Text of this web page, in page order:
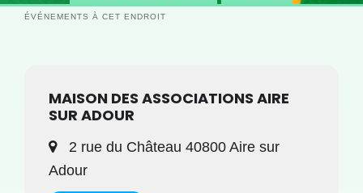
ÉVÉNEMENTS À CET ENDROIT
MAISON DES ASSOCIATIONS AIRE
SUR ADOUR
2 rue du Château 40800 Aire sur
Adour